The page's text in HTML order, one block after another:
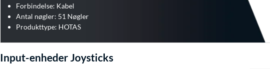
Forbindelse: Kabel
Antal nøgler: 51 Nøgler
Produkttype: HOTAS
Input-enheder Joysticks